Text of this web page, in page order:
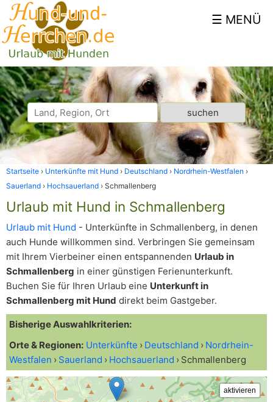
Startseite Unterkünfte mit Hund Deutschland
Nordrhein-Westfalen
Sauerland
Hochsauerland Schmallenberg
Urlaub mit Hund in Schmallenberg
Urlaub mit Hund - Unterkünfte in Schmallenberg, in denen
auch Hunde willkommen sind. Verbringen Sie gemeinsam
mit Ihrem Vierbeiner einen entspannenden Urlaub in
Schmallenberg in einer günstigen Ferienunterkunft.
Buchen Sie für Ihren Urlaub eine Unterkunft in
Schmallenberg mit Hund direkt beim Gastgeber.
Bisherige Auswahlkriterien:
Orte & Regionen: Unterkünfte Deutschland
Nordrhein-
Westfalen
Sauerland Hochsauerland Schmallenberg